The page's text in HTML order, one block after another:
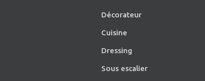
Décorateur
Cuisine
Dressing
Sous escalier